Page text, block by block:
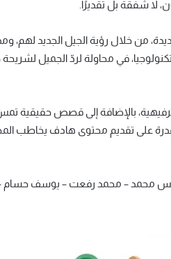
لا شفقةً بل تقديرًا.
من خلال رؤية الجيل الجديد لهم،
في محاولة لردّ الجميل
بالإضافة إلى قصص حقيقية
على تقديم محتوى هادف يخاطب
محمد – محمد رفعت – يوسف